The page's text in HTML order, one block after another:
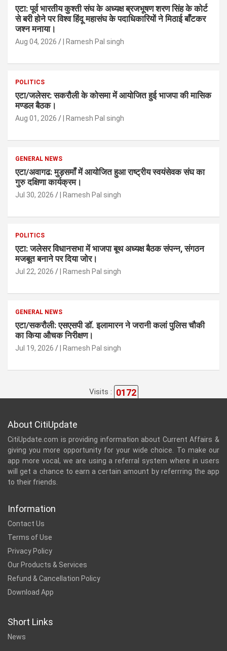
एटा: पूर्व भारतीय कुश्ती संघ के अध्यक्ष ब्रजभूषण शरण सिंह के कोर्ट
से बरी होने पर विश्व हिंदू महासंघ के पदाधिकारियों ने मिठाई बाँटकर
जश्न मनाया।
Aug 04, 2026 | Ramesh Pal singh
POLITICS
एटा/जलेसर: सकरौली के कोसमा में आयोजित हुई भाजपा की मासिक
मण्डल बैठक।
Aug 01, 2026 | Ramesh Pal singh
GENERAL NEWS
एटा/अवागढ: मुड़समाँ में आयोजित हुआ राष्ट्रीय स्वयंसेवक संघ का
गुरु दक्षिणा कार्यक्रम।
Jul 30, 2026 | Ramesh Pal singh
POLITICS
एटा: जलेसर विधानसभा में भाजपा बूथ अध्यक्ष बैठक संपन्न, संगठन
मजबूत बनाने पर दिया जोर।
Jul 22, 2026 | Ramesh Pal singh
GENERAL NEWS
एटा/सकरौली: एसएसपी डॉ. इलामारन ने जरानी कलां पुलिस चौकी
का किया औचक निरीक्षण।
Jul 19, 2026 | Ramesh Pal singh
Visits : 0172
About CitiUpdate
CitiUpdate.com is providing information about Current Affairs &
giving you more opportunity for your wide choice. To make our
app more vocal, we are using a referral system where in users
will get a chance to earn a certain amount by referrring the app
to their friends.
Information
Contact Us
Terms of Use
Privacy Policy
Our Products & Services
Refund & Cancellation Policy
Download App
Short Links
News